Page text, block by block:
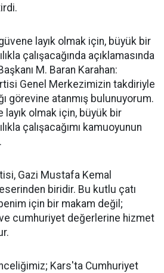
layık olmak için, büyük bir
çalışacağında açıklamasında
M. Baran Karahan:
Genel Merkezimizin takdiriyle
görevine atanmış bulunuyorum.
layık olmak için, büyük bir
çalışacağımı kamuoyunun
Gazi Mustafa Kemal
biridir. Bu kutlu çatı
için bir makam değil;
ve cumhuriyet değerlerine hizmet
Kars'ta Cumhuriyet